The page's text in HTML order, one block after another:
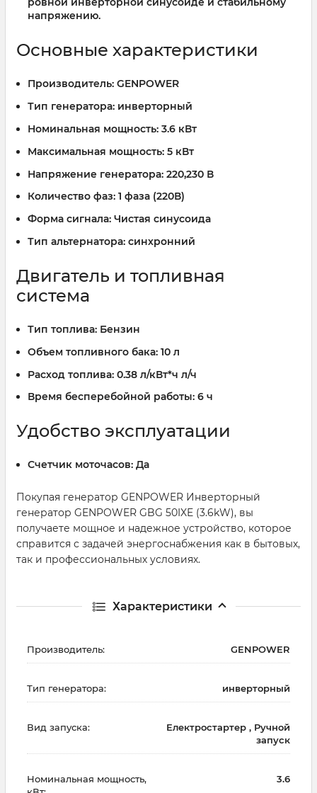
напряжению.
Основные характеристики
Производитель: GENPOWER
Тип генератора: инверторный
Номинальная мощность: 3.6 кВт
Максимальная мощность: 5 кВт
Напряжение генератора: 220,230 В
Количество фаз: 1 фаза (220В)
Форма сигнала: Чистая синусоида
Тип альтернатора: синхронний
Двигатель и топливная
система
Тип топлива: Бензин
Объем топливного бака: 10 л
Расход топлива: 0.38 л/кВт*ч л/ч
Время бесперебойной работы: 6 ч
Удобство эксплуатации
Счетчик моточасов: Да
Покупая генератор GENPOWER Инверторный
генератор GENPOWER GBG 50IXE (3.6kW), вы
получаете мощное и надежное устройство, которое
справится с задачей энергоснабжения как в бытовых,
так и профессиональных условиях.
Характеристики
Производитель: GENPOWER
Тип генератора: инверторный
Вид запуска:
Електростартер , Ручной
запуск
Номинальная мощность,
3.6